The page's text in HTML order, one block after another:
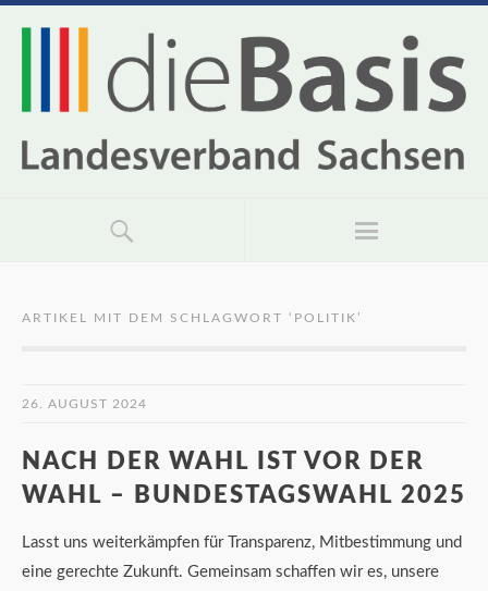
ARTIKEL MIT DEM SCHLAGWORT ‘ POLITIK ’
26. AUGUST 2024
NACH DER WAHL IST VOR DER
WAHL – BUNDESTAGSWAHL 2025
Lasst uns weiterkämpfen für Transparenz, Mitbestimmung und
eine gerechte Zukunft. Gemeinsam schaffen wir es, unsere